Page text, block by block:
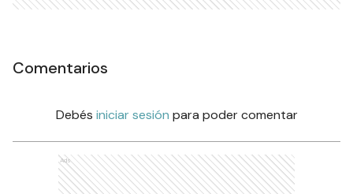
Comentarios
Debés iniciar sesión para poder comentar
Ads